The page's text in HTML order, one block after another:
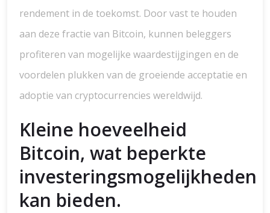
rendement in de toekomst. Door vast te houden
aan deze fractie van Bitcoin, kunnen beleggers
profiteren van mogelijke waardestijgingen en de
voordelen plukken van de groeiende acceptatie en
adoptie van cryptocurrencies wereldwijd.
Kleine hoeveelheid
Bitcoin, wat beperkte
investeringsmogelijkheden
kan bieden.